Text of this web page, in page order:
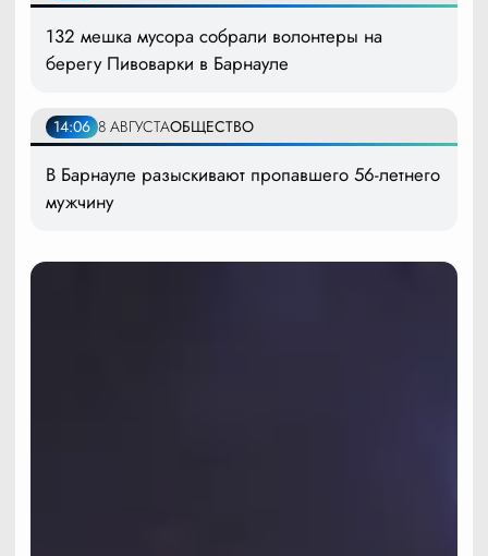
132 мешка мусора собрали волонтеры на
берегу Пивоварки в Барнауле
14:06 8 АВГУСТАОБЩЕСТВО
В Барнауле разыскивают пропавшего 56-летнего
мужчину